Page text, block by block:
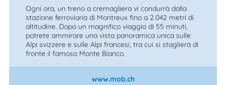
Ogni ora, un treno a cremagliera vi condurrà dalla
stazione ferroviaria di Montreux fino a 2.042 metri di
altitudine. Dopo un magnifico viaggio di 55 minuti,
potrete ammirare una vista panoramica unica sulle
Alpi svizzere e sulle Alpi francesi, tra cui si staglierà di
fronte il famoso Monte Bianco.
www.mob.ch